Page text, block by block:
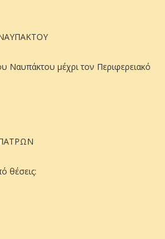
Ναυπάκτου μέχρι τον Περιφερειακό
θέσεις: